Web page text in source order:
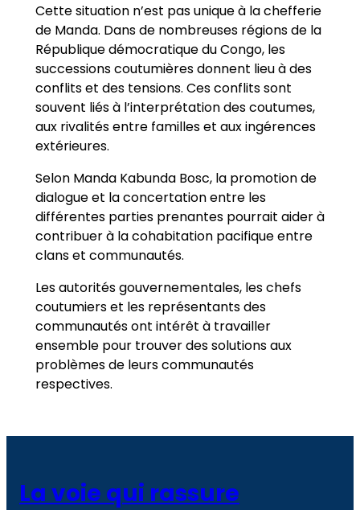
Cette situation n’est pas unique à la chefferie
de Manda. Dans de nombreuses régions de la
République démocratique du Congo, les
successions coutumières donnent lieu à des
conflits et des tensions. Ces conflits sont
souvent liés à l’interprétation des coutumes,
aux rivalités entre familles et aux ingérences
extérieures.
Selon Manda Kabunda Bosc, la promotion de
dialogue et la concertation entre les
différentes parties prenantes pourrait aider à
contribuer à la cohabitation pacifique entre
clans et communautés.
Les autorités gouvernementales, les chefs
coutumiers et les représentants des
communautés ont intérêt à travailler
ensemble pour trouver des solutions aux
problèmes de leurs communautés
respectives.
La voie qui rassure